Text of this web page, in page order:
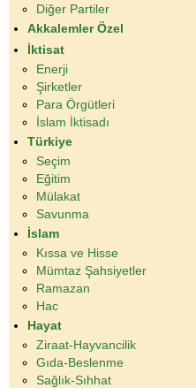
Diğer Partiler
Akkalemler Özel
İktisat
Enerji
Şirketler
Para Örgütleri
İslam İktisadı
Türkiye
Seçim
Eğitim
Mülakat
Savunma
İslam
Kıssa ve Hisse
Mümtaz Şahsiyetler
Ramazan
Hac
Hayat
Ziraat-Hayvancilik
Gıda-Beslenme
Sağlık-Sıhhat